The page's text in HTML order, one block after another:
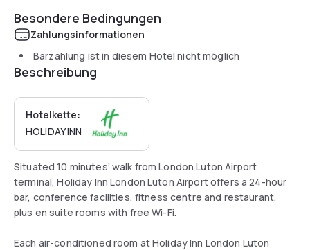
Besondere Bedingungen
Zahlungsinformationen
Barzahlung ist in diesem Hotel nicht möglich
Beschreibung
Hotelkette:
HOLIDAY INN
Situated 10 minutes’ walk from London Luton Airport
terminal, Holiday Inn London Luton Airport offers a 24-hour
bar, conference facilities, fitness centre and restaurant,
plus en suite rooms with free Wi-Fi.
Each air-conditioned room at Holiday Inn London Luton